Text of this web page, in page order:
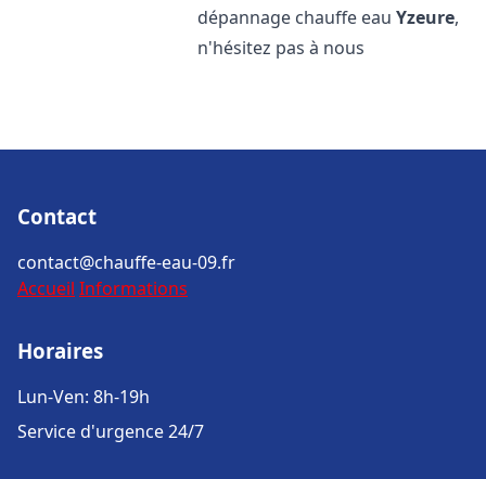
dépannage chauffe eauYzeure,
n'hésitez pas à nous
Contact
contact@chauffe-eau-09.fr
Accueil Informations
Horaires
Lun-Ven: 8h-19h
Service d'urgence 24/7